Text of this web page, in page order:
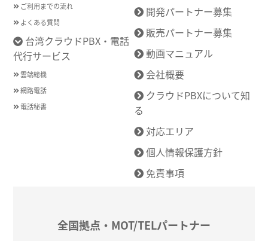
ご利用までの流れ
よくある質問
台湾クラウドPBX・電話
代行サービス
雲端總機
網路電話
電話秘書
開発パートナー募集
販売パートナー募集
動画マニュアル
会社概要
クラウドPBXについて知
る
対応エリア
個人情報保護方針
免責事項
全国拠点・MOT/TELパートナー